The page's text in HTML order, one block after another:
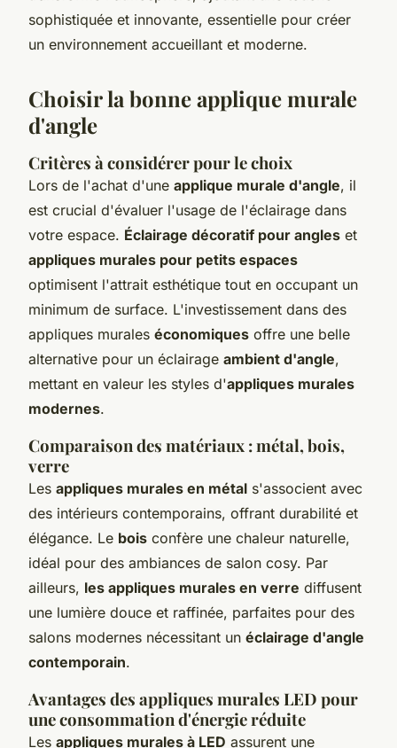
sophistiquée et innovante, essentielle pour créer
un environnement accueillant et moderne.
Choisir la bonne applique murale
d'angle
Critères à considérer pour le choix
Lors de l'achat d'une applique murale d'angle, il
est crucial d'évaluer l'usage de l'éclairage dans
votre espace. Éclairage décoratif pour angles et
appliques murales pour petits espaces
optimisent l'attrait esthétique tout en occupant un
minimum de surface. L'investissement dans des
appliques murales économiques offre une belle
alternative pour un éclairage ambient d'angle,
mettant en valeur les styles d'appliques murales
modernes.
Comparaison des matériaux : métal, bois,
verre
Les appliques murales en métal s'associent avec
des intérieurs contemporains, offrant durabilité et
élégance. Le bois confère une chaleur naturelle,
idéal pour des ambiances de salon cosy. Par
ailleurs, les appliques murales en verre diffusent
une lumière douce et raffinée, parfaites pour des
salons modernes nécessitant un éclairage d'angle
contemporain.
Avantages des appliques murales LED pour
une consommation d'énergie réduite
Les appliques murales à LED assurent une